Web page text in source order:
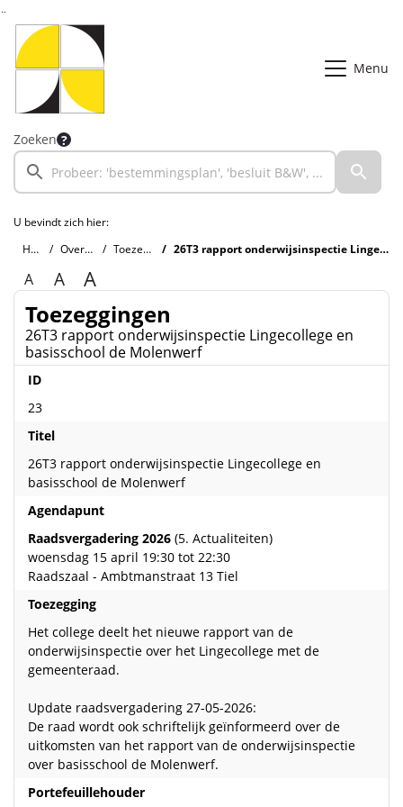
Menu
Zoeken
U bevindt zich hier:
Home
Overzichten Toezeggingen 26T3 rapport onderwijsinspectie Lingecollege en basisschool de Molenwerf
A A A
Toezeggingen
26T3 rapport onderwijsinspectie Lingecollege en
basisschool de Molenwerf
ID
23
Titel
26T3 rapport onderwijsinspectie Lingecollege en
basisschool de Molenwerf
Agendapunt
Raadsvergadering 2026 (5. Actualiteiten)
woensdag 15 april 19:30 tot 22:30
Raadszaal - Ambtmanstraat 13 Tiel
Toezegging
Het college deelt het nieuwe rapport van de
onderwijsinspectie over het Lingecollege met de
gemeenteraad.
Update raadsvergadering 27-05-2026:
De raad wordt ook schriftelijk geïnformeerd over de
uitkomsten van het rapport van de onderwijsinspectie
over basisschool de Molenwerf.
Portefeuillehouder